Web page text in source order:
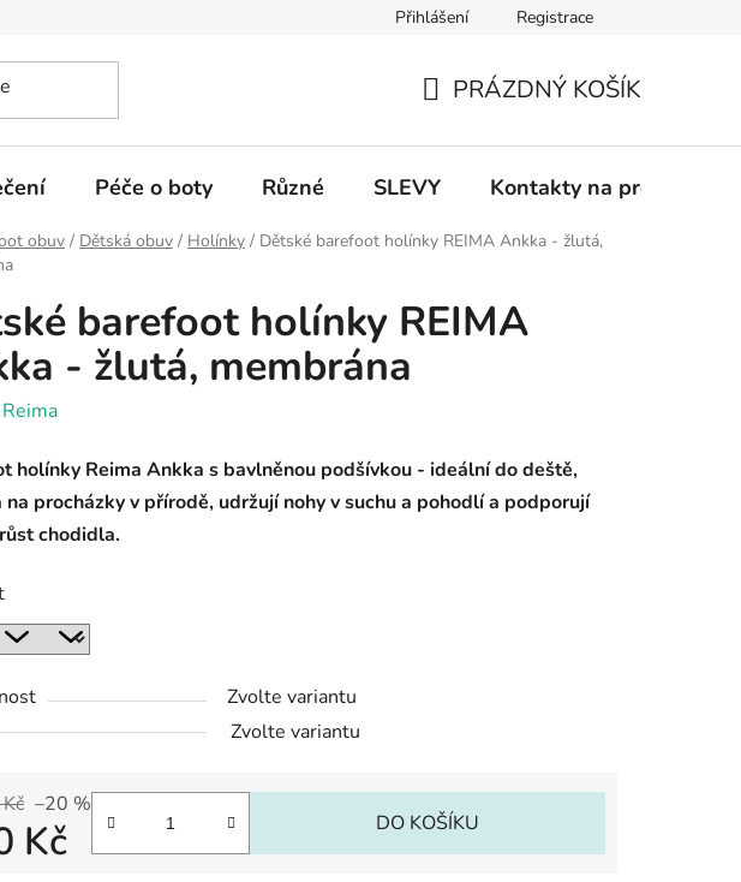
prodejny Informace k on-line platbám Odstoupení od
Přihlášení Registrace
KOŠÍK
PRÁZDNÝ KOŠÍK
Péče o boty Různé SLEVY Kontakty na prodejny
obuv / Dětská obuv / Holínky / Dětské barefoot holínky REIMA Ankka - žlutá,
barefoot holínky REIMA
- žlutá, membrána
Reima
holínky Reima Ankka s bavlněnou podšívkou - ideální do deště,
na procházky v přírodě, udržují nohy v suchu a pohodlí a podporují
chodidla.
Zvolte variantu
Zvolte variantu
–20 %
Kč DO KOŠÍKU